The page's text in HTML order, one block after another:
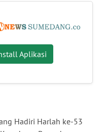
Aplikasi
Hadiri Harlah ke-53